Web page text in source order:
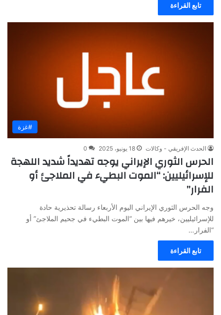
تابع القراءة
#غزة
الحدث الإفريقي - وكالات 18 يونيو، 2025 0
الحرس الثوري الإيراني يوجه تهديداً شديد اللهجة
للإسرائيليين: “الموت البطيء في الملاجئ أو
الفرار”
وجه الحرس الثوري الإيراني اليوم الأربعاء رسالة تحذيرية حادة
للإسرائيليين، خيرهم فيها بين “الموت البطيء في جحيم الملاجئ” أو
“الفرار…
تابع القراءة